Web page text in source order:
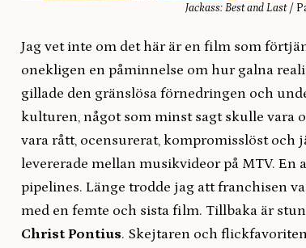
Jackass: Best and Last/
Jag vet inte om det här är en film som
onekligen en påminnelse om hur galna
gillade den gränslösa förnedringen och
kulturen, något som minst sagt skulle vara
vara rått, ocensurerat, kompromisslöst och
levererade mellan musikvideor på MTV.
pipelines. Länge trodde jag att franchisen
med en femte och sista film. Tillbaka är
Christ Pontius. Skejtaren och flickfavoriten